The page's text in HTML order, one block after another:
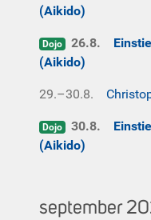
(Aikido)
Dojo 26.8.
(Aikido)
29.–30.8.
Dojo 30.8.
(Aikido)
september